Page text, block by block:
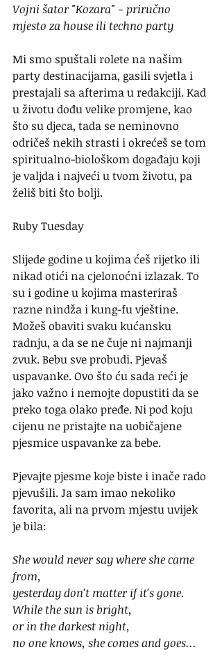
Vojni šator "Kozara" - priručno
mjesto za house ili techno party
Mi smo spuštali rolete na našim
party destinacijama, gasili svjetla i
prestajali sa afterima u redakciji. Kad
u životu dođu velike promjene, kao
što su djeca, tada se neminovno
odričeš nekih strasti i okrećeš se tom
spiritualno-biološkom događaju koji
je valjda i najveći u tvom životu, pa
želiš biti što bolji.
Ruby Tuesday
Slijede godine u kojima ćeš rijetko ili
nikad otići na cjelonoćni izlazak. To
su i godine u kojima masteriraš
razne nindža i kung-fu vještine.
Možeš obaviti svaku kućansku
radnju, a da se ne čuje ni najmanji
zvuk. Bebu sve probudi. Pjevaš
uspavanke. Ovo što ću sada reći je
jako važno i nemojte dopustiti da se
preko toga olako pređe. Ni pod koju
cijenu ne pristajte na uobičajene
pjesmice uspavanke za bebe.
Pjevajte pjesme koje biste i inače rado
pjevušili. Ja sam imao nekoliko
favorita, ali na prvom mjestu uvijek
je bila:
She would never say where she came
from,
yesterday don't matter if it's gone.
While the sun is bright,
or in the darkest night,
no one knows, she comes and goes...